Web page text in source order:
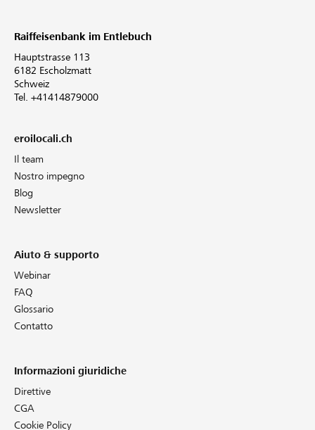
Raiffeisenbank im Entlebuch
Hauptstrasse 113
6182 Escholzmatt
Schweiz
Tel. +41414879000
eroilocali.ch
Il team
Nostro impegno
Blog
Newsletter
Aiuto & supporto
Webinar
FAQ
Glossario
Contatto
Informazioni giuridiche
Direttive
CGA
Cookie Policy